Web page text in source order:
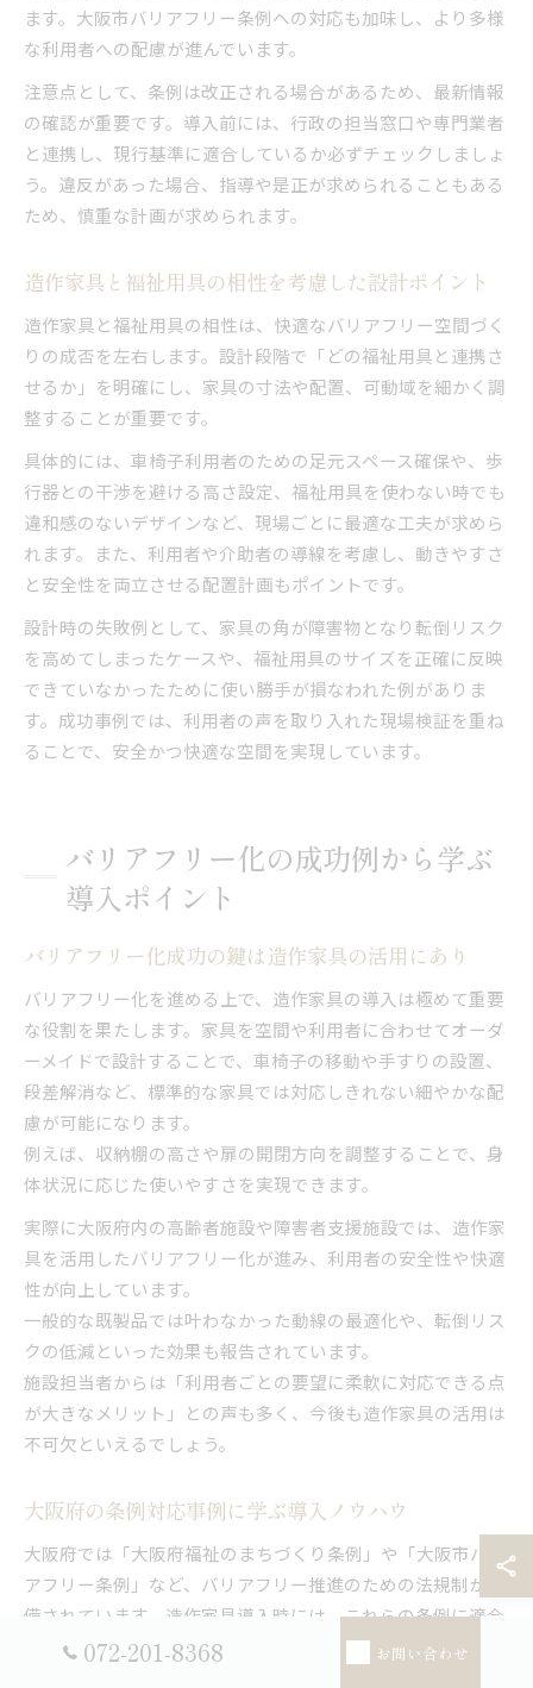
ます。大阪市バリアフリー条例への対応も加味し、より多様
な利用者への配慮が進んでいます。
注意点として、条例は改正される場合があるため、最新情報
の確認が重要です。導入前には、行政の担当窓口や専門業者
と連携し、現行基準に適合しているか必ずチェックしましょ
う。違反があった場合、指導や是正が求められることもある
ため、慎重な計画が求められます。
造作家具と福祉用具の相性を考慮した設計ポイント
造作家具と福祉用具の相性は、快適なバリアフリー空間づく
りの成否を左右します。設計段階で「どの福祉用具と連携さ
せるか」を明確にし、家具の寸法や配置、可動域を細かく調
整することが重要です。
具体的には、車椅子利用者のための足元スペース確保や、歩
行器との干渉を避ける高さ設定、福祉用具を使わない時でも
違和感のないデザインなど、現場ごとに最適な工夫が求めら
れます。また、利用者や介助者の導線を考慮し、動きやすさ
と安全性を両立させる配置計画もポイントです。
設計時の失敗例として、家具の角が障害物となり転倒リスク
を高めてしまったケースや、福祉用具のサイズを正確に反映
できていなかったために使い勝手が損なわれた例がありま
す。成功事例では、利用者の声を取り入れた現場検証を重ね
ることで、安全かつ快適な空間を実現しています。
バリアフリー化の成功例から学ぶ
導入ポイント
バリアフリー化成功の鍵は造作家具の活用にあり
バリアフリー化を進める上で、造作家具の導入は極めて重要
な役割を果たします。家具を空間や利用者に合わせてオーダ
ーメイドで設計することで、車椅子の移動や手すりの設置、
段差解消など、標準的な家具では対応しきれない細やかな配
慮が可能になります。
例えば、収納棚の高さや扉の開閉方向を調整することで、身
体状況に応じた使いやすさを実現できます。
実際に大阪府内の高齢者施設や障害者支援施設では、造作家
具を活用したバリアフリー化が進み、利用者の安全性や快適
性が向上しています。
一般的な既製品では叶わなかった動線の最適化や、転倒リス
クの低減といった効果も報告されています。
施設担当者からは「利用者ごとの要望に柔軟に対応できる点
が大きなメリット」との声も多く、今後も造作家具の活用は
不可欠といえるでしょう。
大阪府の条例対応事例に学ぶ導入ノウハウ
大阪府では「大阪府福祉のまちづくり条例」や「大阪市バリ
アフリー条例」など、バリアフリー推進のための法規制が整
備されています。造作家具導入時には、これらの条例に適合
する設計が求められますが、現場では「どこまで対応すれば
072-201-8368 お問い合わせ